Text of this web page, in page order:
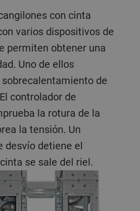
con cinta
varios dispositivos de
permiten obtener una
Uno de ellos
de
controlador de
la rotura de la
la tensión. Un
desvío detiene el
se sale del riel.